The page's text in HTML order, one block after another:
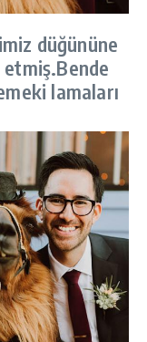
düğününe
lamaları